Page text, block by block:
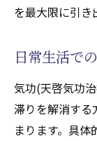
を最大限に引き
日常生活で
気功(天啓気功
滞りを解消す
まります。具